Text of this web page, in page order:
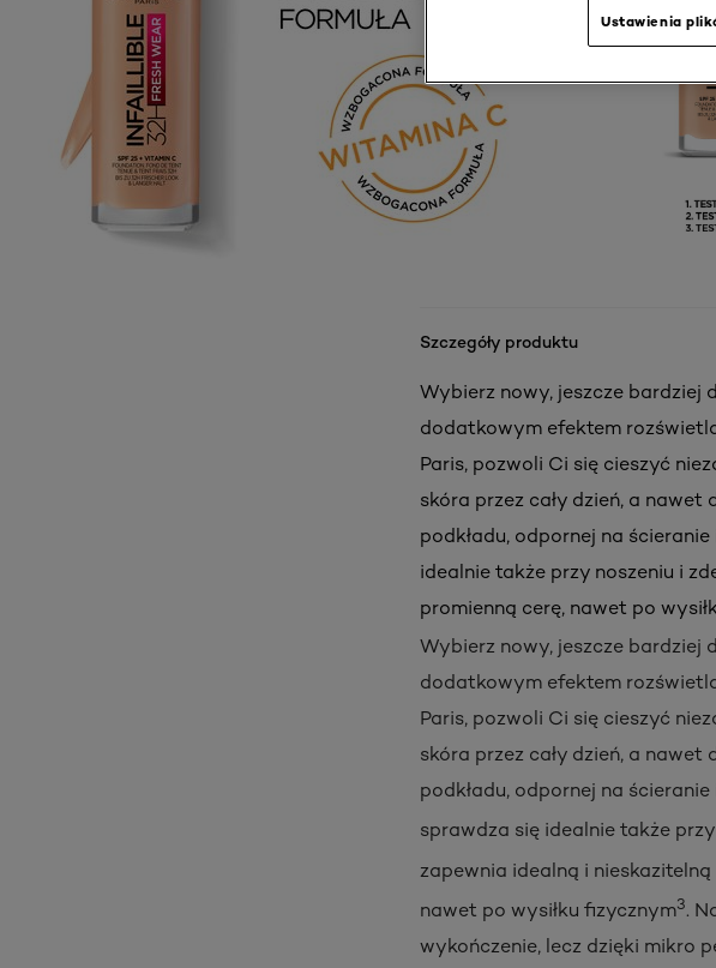
Szczegóły produktu
Wybierz nowy, jeszcze bardziej
dodatkowym efektem
Paris, pozwoli Ci się cieszyć
skóra przez cały dzień, a
podkładu, odpornej na
idealnie także przy noszeniu i
promienną cerę, nawet po
Wybierz nowy, jeszcze bardziej
dodatkowym efektem
Paris, pozwoli Ci się cieszyć
skóra przez cały dzień, a
podkładu, odpornej na
sprawdza się idealnie także
zapewnia idealną i nieskazitelną
nawet po wysiłku fizycznym3.
wykończenie, lecz dzięki mikro
Ustawienia